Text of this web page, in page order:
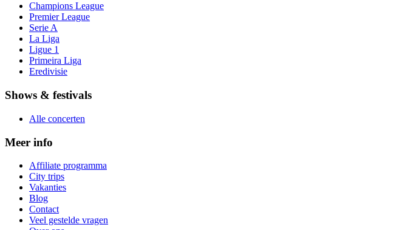
Champions League
Premier League
Serie A
La Liga
Ligue 1
Primeira Liga
Eredivisie
Shows & festivals
Alle concerten
Meer info
Affiliate programma
City trips
Vakanties
Blog
Contact
Veel gestelde vragen